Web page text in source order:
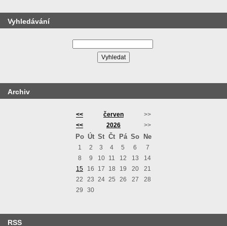
Vyhledávání
Archiv
<< červen
>>
<<
2026 >>
Po Út St Čt Pá So Ne
1 2 3 4 5 6
7
8
9 10 11 12 13
14
15
16 17 18 19 20
21
22
23 24 25 26 27
28
29
30
RSS